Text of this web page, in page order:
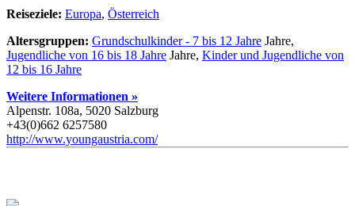
Reiseziele: Europa, Österreich
Altersgruppen: Grundschulkinder - 7 bis 12 Jahre Jahre,
Jugendliche von 16 bis 18 Jahre Jahre, Kinder und Jugendliche von
12 bis 16 Jahre
Weitere Informationen »
Alpenstr. 108a, 5020 Salzburg
+43(0)662 6257580
http://www.youngaustria.com/